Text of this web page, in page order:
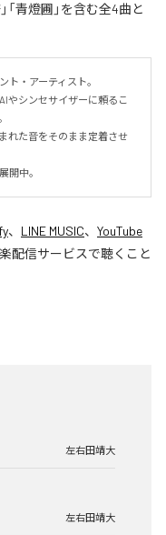
「青燈圃」を含む全4曲と
ト・アーティスト。
やシンセサイザーに頼るこ
れた音をそのまま定着させ
開中。
、 LINE MUSIC、 YouTube
配信サービスで聴くこと
左右田靖大
左右田靖大